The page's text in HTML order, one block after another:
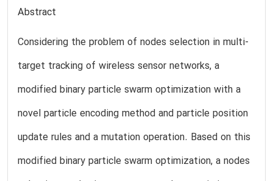
Abstract
Considering the problem of nodes selection in multi-
target tracking of wireless sensor networks, a
modified binary particle swarm optimization with a
novel particle encoding method and particle position
update rules and a mutation operation. Based on this
modified binary particle swarm optimization, a nodes